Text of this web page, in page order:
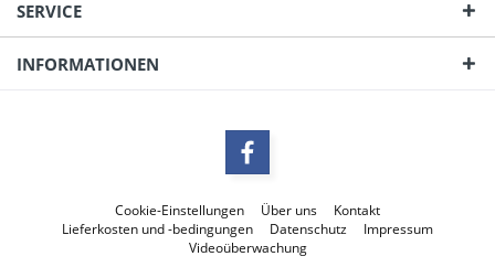
SERVICE
INFORMATIONEN
Cookie-Einstellungen Über uns
Kontakt
Lieferkosten und -bedingungen
Datenschutz
Impressum
Videoüberwachung